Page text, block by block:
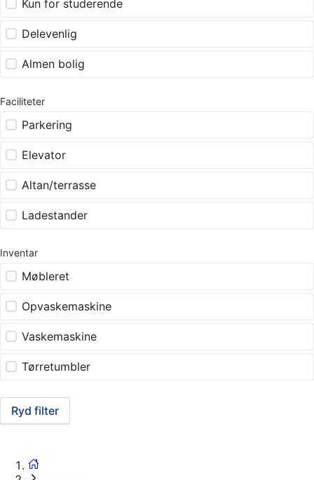
Kun for studerende
Delevenlig
Almen bolig
Faciliteter
Parkering
Elevator
Altan/terrasse
Ladestander
Inventar
Møbleret
Opvaskemaskine
Vaskemaskine
Tørretumbler
Ryd filter